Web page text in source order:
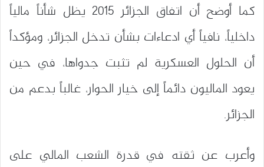
كما أوضح أن اتفاق الجزائر 2015 يظل شأناً مالياً
داخلياً، نافياً أي ادعاءات بشأن تدخل الجزائر، ومؤكداً
أن الحلول العسكرية لم تثبت جدواها، في حين
يعود الماليون دائماً إلى خيار الحوار، غالباً بدعم من
الجزائر.
وأعرب عن ثقته في قدرة الشعب المالي على